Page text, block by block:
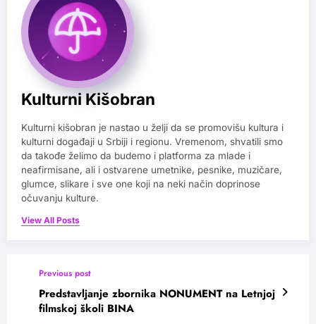
Kulturni Kišobran
Kulturni kišobran je nastao u želji da se promovišu kultura i
kulturni događaji u Srbiji i regionu. Vremenom, shvatili smo
da takođe želimo da budemo i platforma za mlade i
neafirmisane, ali i ostvarene umetnike, pesnike, muzičare,
glumce, slikare i sve one koji na neki način doprinose
očuvanju kulture.
View All Posts
Previous post
Predstavljanje zbornika NONUMENT na Letnjoj
filmskoj školi BINA